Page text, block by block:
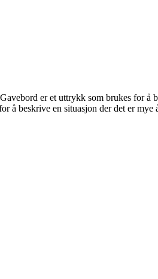
er et uttrykk som brukes for å
å beskrive en situasjon der det er mye